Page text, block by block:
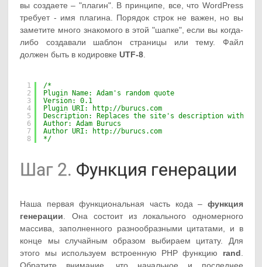
вы создаете – "плагин". В принципе, все, что WordPress
требует - имя плагина. Порядок строк не важен, но вы
заметите много знакомого в этой "шапке", если вы когда-
либо создавали шаблон страницы или тему. Файл
должен быть в кодировкеUTF-8
1
2
3
4
5
6
7
8
/*
Plugin Name: Adam's random quote
Version: 0.1
Plugin URI:
http://burucs.com
Description: Replaces the site's description with a
Author: Adam Burucs
Author URI:
http://burucs.com
*/
Шаг 2. Функция генерации
Наша первая функциональная часть кода – функция
генерации . Она состоит из локального одномерного
массива, заполненного разнообразными цитатами, и в
конце мы случайным образом выбираем цитату. Для
этого мы используем встроенную PHP функцию rand